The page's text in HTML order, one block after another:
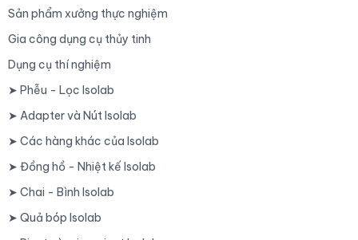
Sản phẩm xưởng thực nghiệm
Gia công dụng cụ thủy tinh
Dụng cụ thí nghiệm
➤ Phễu - Lọc Isolab
➤ Adapter và Nút Isolab
➤ Các hàng khác của Isolab
➤ Đồng hồ - Nhiệt kế Isolab
➤ Chai - Bình Isolab
➤ Quả bóp Isolab